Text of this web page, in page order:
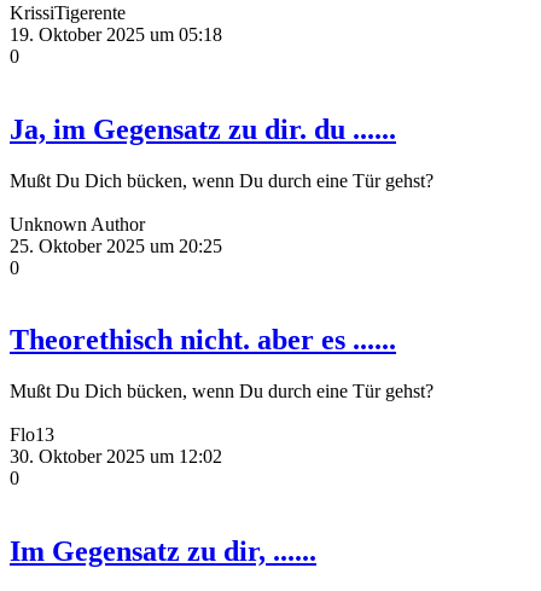
KrissiTigerente
19. Oktober 2025 um 05:18
0
Ja, im Gegensatz zu dir. du ......
Mußt Du Dich bücken, wenn Du durch eine Tür gehst?
Unknown Author
25. Oktober 2025 um 20:25
0
Theorethisch nicht. aber es ......
Mußt Du Dich bücken, wenn Du durch eine Tür gehst?
Flo13
30. Oktober 2025 um 12:02
0
Im Gegensatz zu dir, ......